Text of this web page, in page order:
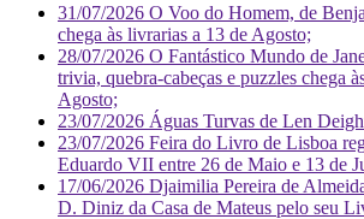
31/07/2026 O Voo do Homem, de
chega às livrarias a 13 de Agosto;
28/07/2026 O Fantástico Mundo de
trivia, quebra-cabeças e puzzles chega
Agosto;
23/07/2026 Águas Turvas de Len
23/07/2026 Feira do Livro de Lisboa
Eduardo VII entre 26 de Maio e 13 de
17/06/2026 Djaimilia Pereira de
D. Diniz da Casa de Mateus pelo seu